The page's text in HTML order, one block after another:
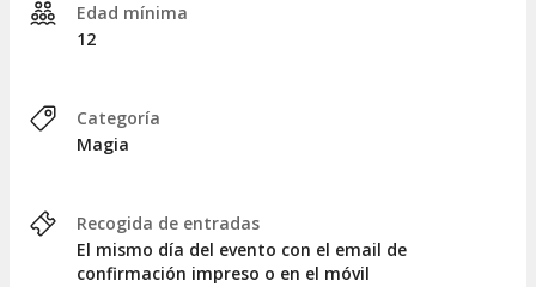
Edad mínima
12
Categoría
Magia
Recogida de entradas
El mismo día del evento con el email de
confirmación impreso o en el móvil